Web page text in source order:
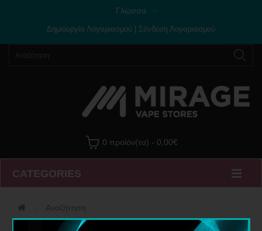
Γλώσσα
Δημιουργία Λογαριασμού Σύνδεση Λογαριασμού
0 προϊόν(τα) - 0,00€
CATEGORIES
Αναζήτηση